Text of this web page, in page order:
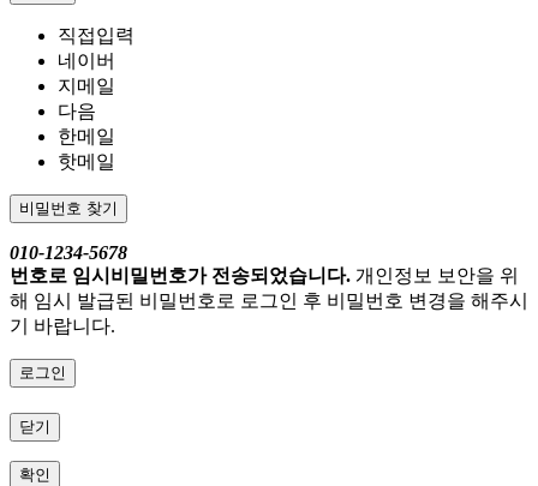
직접입력
네이버
지메일
다음
한메일
핫메일
비밀번호 찾기
010-1234-5678
번호로 임시비밀번호가 전송되었습니다. 개인정보 보안을 위
해 임시 발급된 비밀번호로 로그인 후 비밀번호 변경을 해주시
기 바랍니다.
로그인
닫기
확인